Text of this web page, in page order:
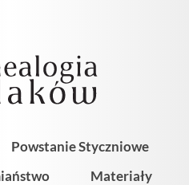
Powstanie Styczniowe
Materiały